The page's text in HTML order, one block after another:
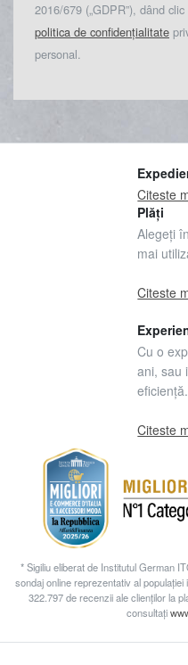
2016/679 („GDPR”), dând
politica de confidențialitate
personal.
Citeste
Plăți
Alegeți
mai
Citeste
Cu o
ani, sau
eficiență.
Citeste
* Sigiliu eliberat de Institutul German
sondaj online reprezentativ al
322.797 de recenzii ale clienților la
consultați